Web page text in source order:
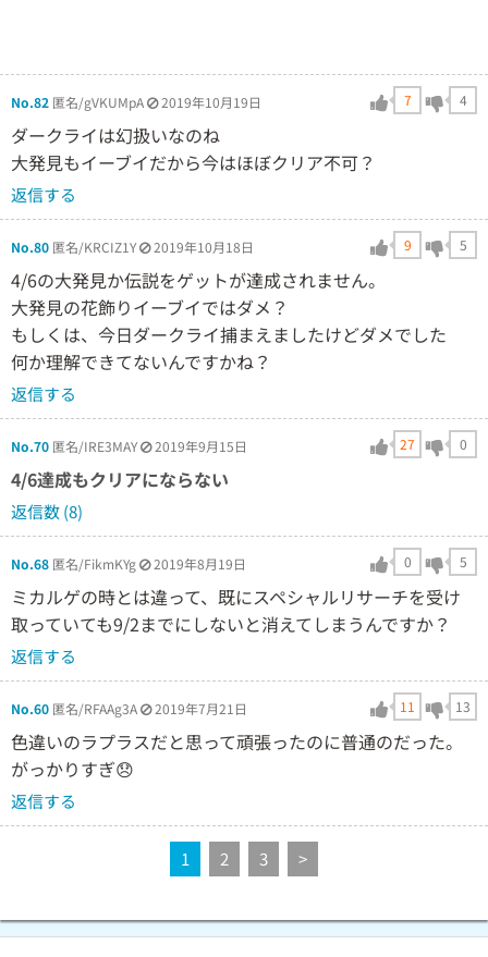
No.82 匿名/gVKUMpA 2019年10月19日 7 4
ダークライは幻扱いなのね
大発見もイーブイだから今はほぼクリア不可？
返信する
No.80 匿名/KRCIZ1Y 2019年10月18日 9 5
4/6の大発見か伝説をゲットが達成されません。
大発見の花飾りイーブイではダメ？
もしくは、今日ダークライ捕まえましたけどダメでした
何か理解できてないんですかね？
返信する
No.70 匿名/IRE3MAY 2019年9月15日 27 0
4/6達成もクリアにならない
返信数 (8)
No.68 匿名/FikmKYg 2019年8月19日 0 5
ミカルゲの時とは違って、既にスペシャルリサーチを受け
取っていても9/2までにしないと消えてしまうんですか？
返信する
No.60 匿名/RFAAg3A 2019年7月21日 11 13
色違いのラプラスだと思って頑張ったのに普通のだった。
がっかりすぎ😞
返信する
1 2 3 >